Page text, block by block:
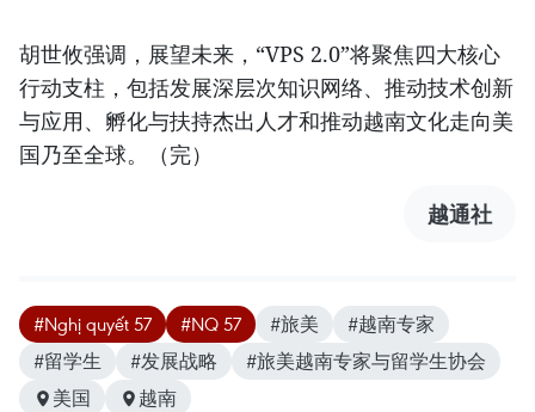
胡世攸强调，展望未来，“VPS 2.0”将聚焦四大核心
行动支柱，包括发展深层次知识网络、推动技术创新
与应用、孵化与扶持杰出人才和推动越南文化走向美
国乃至全球。（完）
越通社
#Nghị quyết 57 #NQ 57 #旅美
#越南专家
#留学生
#发展战略
#旅美越南专家与留学生协会
美国
越南